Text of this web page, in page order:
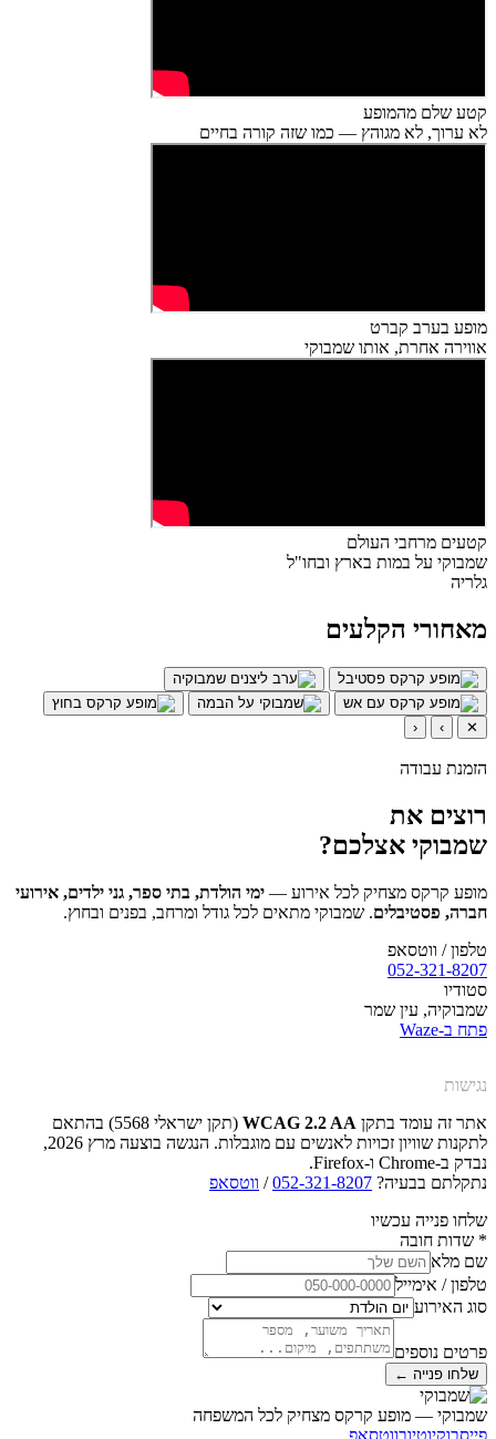
קטע שלם מהמופע
לא ערוך, לא מגוהץ — כמו שזה קורה בחיים
מופע בערב קברט
אווירה אחרת, אותו שמבוקי
קטעים מרחבי העולם
שמבוקי על במות בארץ ובחו"ל
גלריה
מאחורי הקלעים
✕
›
‹
הזמנת עבודה
רוצים את
שמבוקי אצלכם?
מופע קרקס מצחיק לכל אירוע — ימי הולדת, בתי ספר, גני ילדים, אירועי
חברה, פסטיבלים. שמבוקי מתאים לכל גודל ומרחב, בפנים ובחוץ.
טלפון / ווטסאפ
052-321-8207
סטודיו
שמבוקיה, עין שמר
פתח ב-Waze
נגישות
אתר זה עומד בתקן WCAG 2.2 AA
(תקן ישראלי 5568) בהתאם
לתקנות שוויון זכויות לאנשים עם מוגבלות. הנגשה בוצעה מרץ 2026,
נבדק ב-Chrome ו-Firefox.
נתקלתם בבעיה? 052-321-8207
/ ווטסאפ
שלחו פנייה עכשיו
* שדות חובה
שם מלא
טלפון / אימייל
סוג האירוע
פרטים נוספים
שלחו פנייה ←
שמבוקי — מופע קרקס מצחיק לכל המשפחה
פייסבוקיוטיובווטסאפ